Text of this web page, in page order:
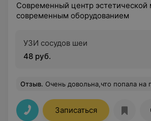
Современный центр
современным оборудованием
УЗИ сосудов шеи
48 руб.
Отзыв. Очень довольна,что попала на прием к Игорю
Записаться